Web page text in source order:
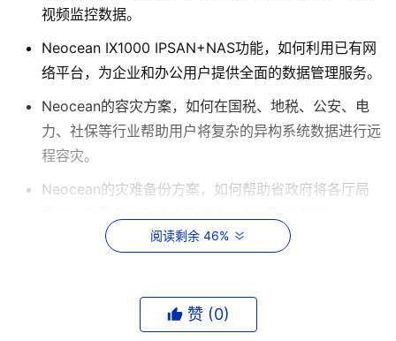
视频监控数据。
Neocean IX1000 IPSAN+NAS功能，如何利用已有网
络平台，为企业和办公用户提供全面的数据管理服务。
Neocean的容灾方案，如何在国税、地税、公安、电
力、社保等行业帮助用户将复杂的异构系统数据进行远
程容灾。
Neocean的灾难备份方案，如何帮助省政府将各厅局
Neocean的远程复制方案，如何帮助国土资源、石油
各地的数据点搜集数据，进行统一管理。
Neocean的连续数据保护，如何帮助税务、电力、公
阅读剩余 46%
赞 (0)